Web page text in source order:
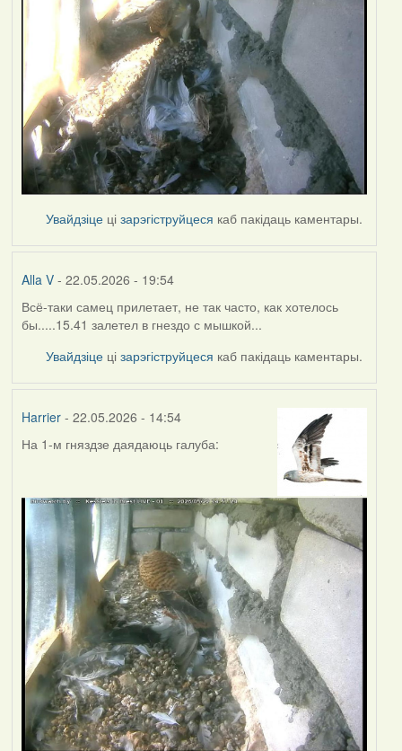
Увайдзіце цізарэгіструйцеся каб пакідаць каментары.
Alla V- 22.05.2026 - 19:54
Всё-таки самец прилетает, не так часто, как хотелось
бы.....15.41 залетел в гнездо с мышкой...
Увайдзіце цізарэгіструйцеся каб пакідаць каментары.
Harrier- 22.05.2026 - 14:54
На 1-м гняздзе даядаюць галуба: